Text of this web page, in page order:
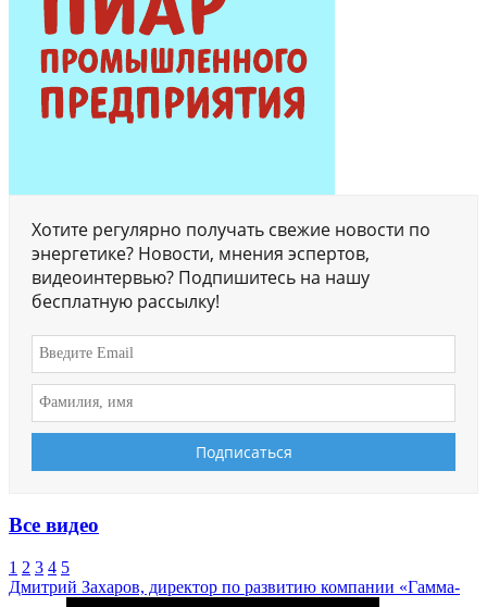
Хотите регулярно получать свежие новости по
энергетике? Новости, мнения эспертов,
видеоинтервью? Подпишитесь на нашу
бесплатную рассылку!
Все видео
1 2 3 4 5
Дмитрий Захаров, директор по развитию компании «Гамма-